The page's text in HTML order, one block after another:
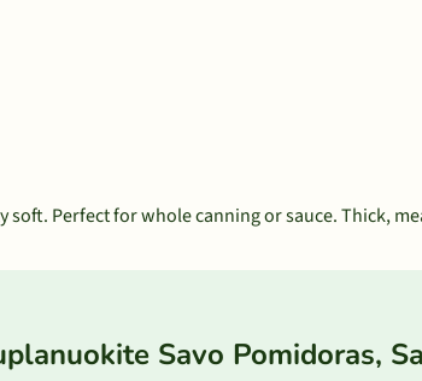
soft. Perfect for whole canning or sauce. Thick,
Savo Pomidoras,